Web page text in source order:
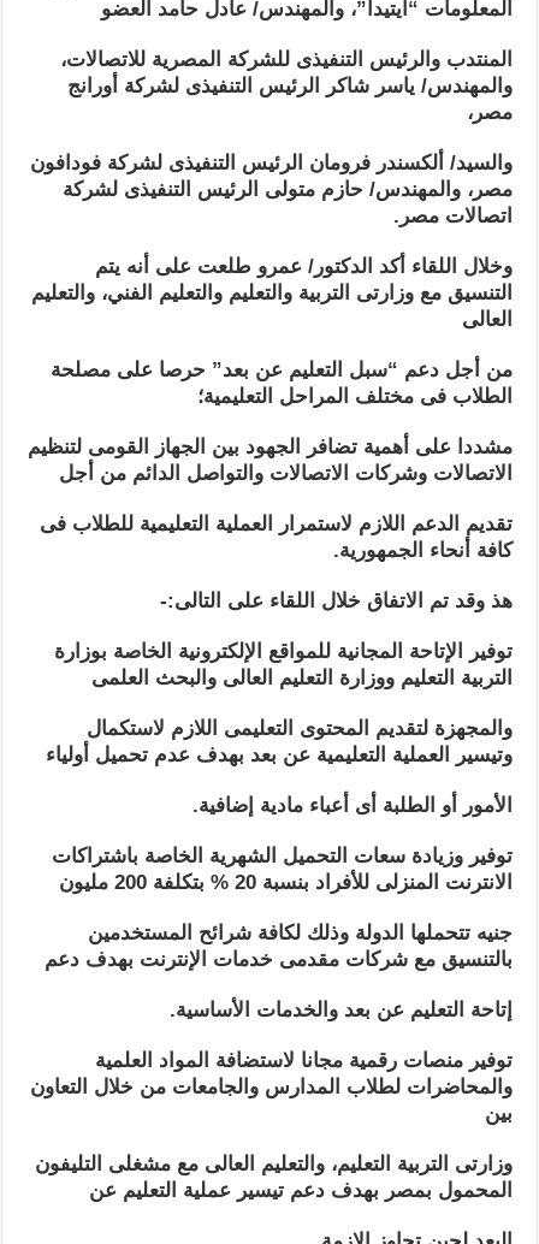
المعلومات “ايتيدا”، والمهندس/ عادل حامد العضو
المنتدب والرئيس التنفيذى للشركة المصرية للاتصالات،
والمهندس/ ياسر شاكر الرئيس التنفيذى لشركة أورانج
مصر،
والسيد/ ألكسندر فرومان الرئيس التنفيذى لشركة فودافون
مصر، والمهندس/ حازم متولى الرئيس التنفيذى لشركة
اتصالات مصر.
وخلال اللقاء أكد الدكتور/ عمرو طلعت على أنه يتم
التنسيق مع وزارتى التربية والتعليم والتعليم الفني، والتعليم
العالى
من أجل دعم “سبل التعليم عن بعد” حرصا على مصلحة
الطلاب فى مختلف المراحل التعليمية؛
مشددا على أهمية تضافر الجهود بين الجهاز القومى لتنظيم
الاتصالات وشركات الاتصالات والتواصل الدائم من أجل
تقديم الدعم اللازم لاستمرار العملية التعليمية للطلاب فى
كافة أنحاء الجمهورية.
هذ وقد تم الاتفاق خلال اللقاء على التالى:-
توفير الإتاحة المجانية للمواقع الإلكترونية الخاصة بوزارة
التربية التعليم ووزارة التعليم العالى والبحث العلمى
والمجهزة لتقديم المحتوى التعليمى اللازم لاستكمال
وتيسير العملية التعليمية عن بعد بهدف عدم تحميل أولياء
الأمور أو الطلبة أى أعباء مادية إضافية.
توفير وزيادة سعات التحميل الشهرية الخاصة باشتراكات
الانترنت المنزلى للأفراد بنسبة 20 % بتكلفة 200 مليون
جنيه تتحملها الدولة وذلك لكافة شرائح المستخدمين
بالتنسيق مع شركات مقدمى خدمات الإنترنت بهدف دعم
إتاحة التعليم عن بعد والخدمات الأساسية.
توفير منصات رقمية مجانا لاستضافة المواد العلمية
والمحاضرات لطلاب المدارس والجامعات من خلال التعاون
بين
وزارتى التربية التعليم، والتعليم العالى مع مشغلى التليفون
المحمول بمصر بهدف دعم تيسير عملية التعليم عن